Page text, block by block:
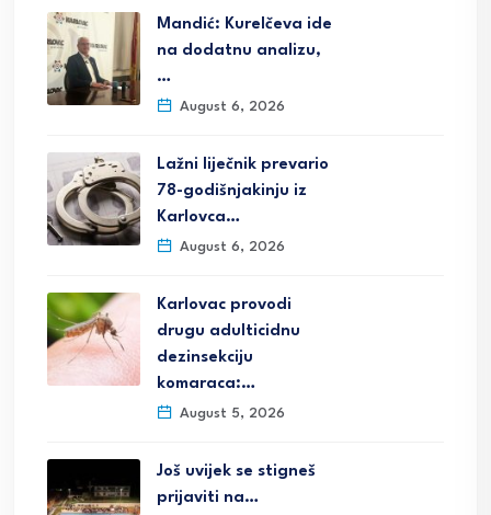
Mandić: Kurelčeva ide
na dodatnu analizu,
…
August 6, 2026
Lažni liječnik prevario
78-godišnjakinju iz
Karlovca…
August 6, 2026
Karlovac provodi
drugu adulticidnu
dezinsekciju
komaraca:…
August 5, 2026
Još uvijek se stigneš
prijaviti na…